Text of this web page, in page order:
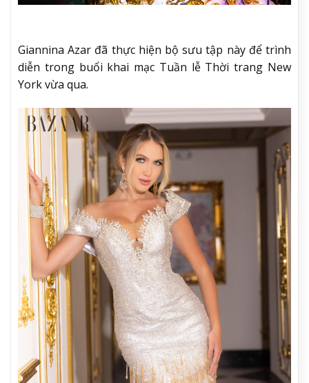
Giannina Azar đã thực hiện bộ sưu tập này để trình
diễn trong buổi khai mạc Tuần lễ Thời trang New
York vừa qua.